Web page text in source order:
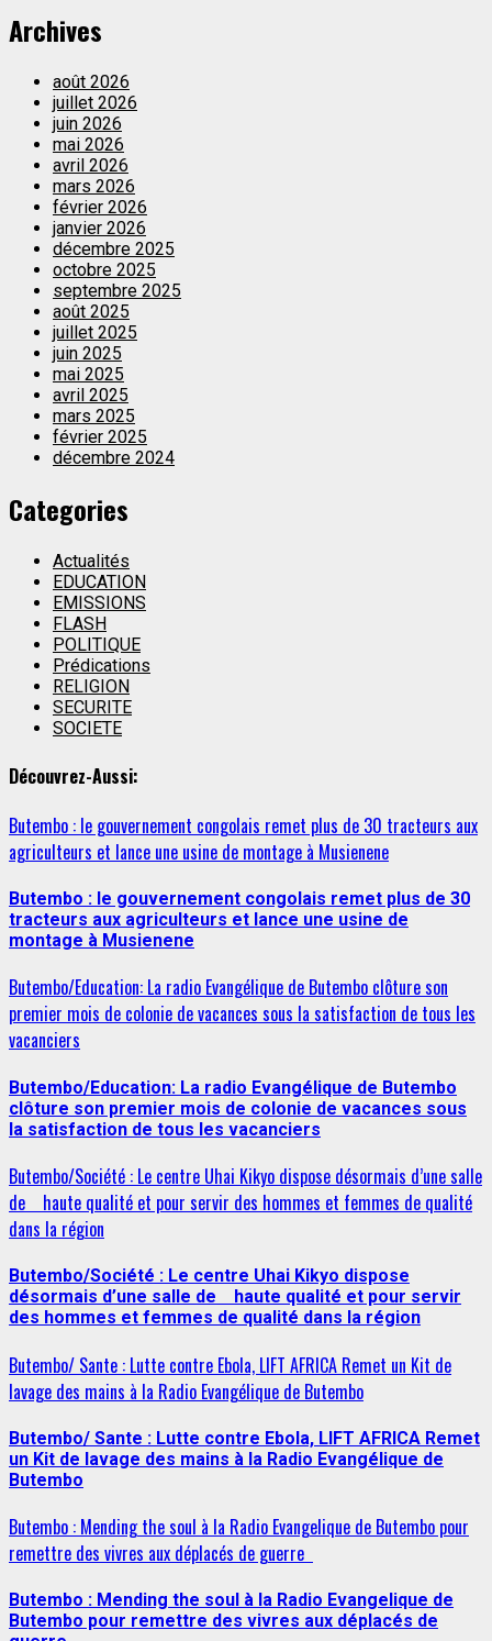
Archives
août 2026
juillet 2026
juin 2026
mai 2026
avril 2026
mars 2026
février 2026
janvier 2026
décembre 2025
octobre 2025
septembre 2025
août 2025
juillet 2025
juin 2025
mai 2025
avril 2025
mars 2025
février 2025
décembre 2024
Categories
Actualités
EDUCATION
EMISSIONS
FLASH
POLITIQUE
Prédications
RELIGION
SECURITE
SOCIETE
Découvrez-Aussi:
Butembo : le gouvernement congolais remet plus de 30 tracteurs aux
agriculteurs et lance une usine de montage à Musienene
Butembo : le gouvernement congolais remet plus de 30
tracteurs aux agriculteurs et lance une usine de
montage à Musienene
Butembo/Education: La radio Evangélique de Butembo clôture son
premier mois de colonie de vacances sous la satisfaction de tous les
vacanciers
Butembo/Education: La radio Evangélique de Butembo
clôture son premier mois de colonie de vacances sous
la satisfaction de tous les vacanciers
Butembo/Société : Le centre Uhai Kikyo dispose désormais d’une salle
de haute qualité et pour servir des hommes et femmes de qualité
dans la région
Butembo/Société : Le centre Uhai Kikyo dispose
désormais d’une salle de haute qualité et pour servir
des hommes et femmes de qualité dans la région
Butembo/ Sante : Lutte contre Ebola, LIFT AFRICA Remet un Kit de
lavage des mains à la Radio Evangélique de Butembo
Butembo/ Sante : Lutte contre Ebola, LIFT AFRICA Remet
un Kit de lavage des mains à la Radio Evangélique de
Butembo
Butembo : Mending the soul à la Radio Evangelique de Butembo pour
remettre des vivres aux déplacés de guerre
Butembo : Mending the soul à la Radio Evangelique de
Butembo pour remettre des vivres aux déplacés de